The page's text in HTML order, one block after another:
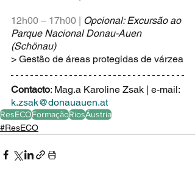
12h00 – 17h00 | Opcional: Excursão ao
Parque Nacional Donau-Auen
(Schönau)
> Gestão de áreas protegidas de várzea
Contacto: Mag.a Karoline Zsak | e-mail:
k.zsak@donauauen.at
ResECOFormaçãoRiosÁustria
#ResECO